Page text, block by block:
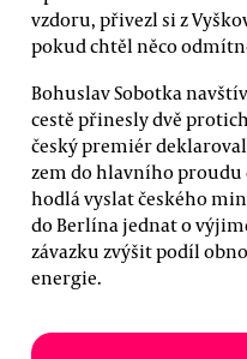
vzdoru, přivezl si z
pokud chtěl něco
Bohuslav Sobotka
cestě přinesly dvě
český premiér
zem do hlavního
hodlá vyslat českého
do Berlína jednat o
závazku zvýšit podíl
energie.